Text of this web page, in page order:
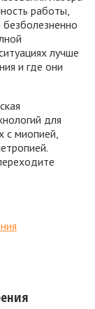
работы,
лучше
и где они
для
с миопией,